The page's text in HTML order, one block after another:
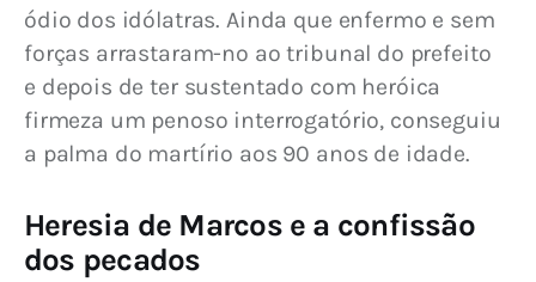
ódio dos idólatras. Ainda que enfermo e sem
forças arrastaram-no ao tribunal do prefeito
e depois de ter sustentado com heróica
firmeza um penoso interrogatório, conseguiu
a palma do martírio aos 90 anos de idade.
Heresia de Marcos e a confissão
dos pecados